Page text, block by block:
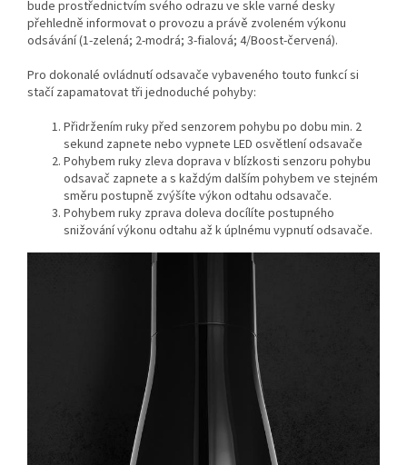
bude prostřednictvím svého odrazu ve skle varné desky
přehledně informovat o provozu a právě zvoleném výkonu
odsávání (1-zelená; 2-modrá; 3-fialová; 4/Boost-červená).
Pro dokonalé ovládnutí odsavače vybaveného touto funkcí si
stačí zapamatovat tři jednoduché pohyby:
Přidržením ruky před senzorem pohybu po dobu min. 2
sekund zapnete nebo vypnete LED osvětlení odsavače
Pohybem ruky zleva doprava v blízkosti senzoru pohybu
odsavač zapnete a s každým dalším pohybem ve stejném
směru postupně zvýšíte výkon odtahu odsavače.
Pohybem ruky zprava doleva docílíte postupného
snižování výkonu odtahu až k úplnému vypnutí odsavače.